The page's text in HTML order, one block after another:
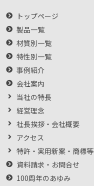
トップページ
製品一覧
材質別一覧
特性別一覧
事例紹介
会社案内
当社の特長
経営理念
社長挨拶・会社概要
アクセス
特許・実用新案・商標等
資料請求・お問合せ
100周年のあゆみ